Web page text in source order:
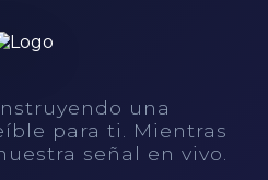
una
para ti. Mientras
señal en vivo.